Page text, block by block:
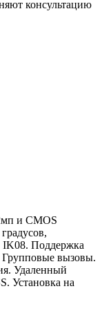
консультацию
и CMOS
IK08. Поддержка
вызовы.
Удаленный
Установка на